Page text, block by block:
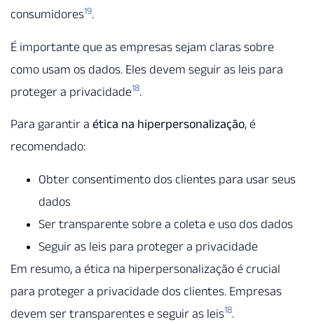
consumidores19.
É importante que as empresas sejam claras sobre
como usam os dados. Eles devem seguir as leis para
proteger a privacidade18.
Para garantir a ética na hiperpersonalização, é
recomendado:
Obter consentimento dos clientes para usar seus
dados
Ser transparente sobre a coleta e uso dos dados
Seguir as leis para proteger a privacidade
Em resumo, a ética na hiperpersonalização é crucial
para proteger a privacidade dos clientes. Empresas
devem ser transparentes e seguir as leis18.